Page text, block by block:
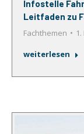
Infostelle
Leitfaden zu
Fachthemen
weiterlesen